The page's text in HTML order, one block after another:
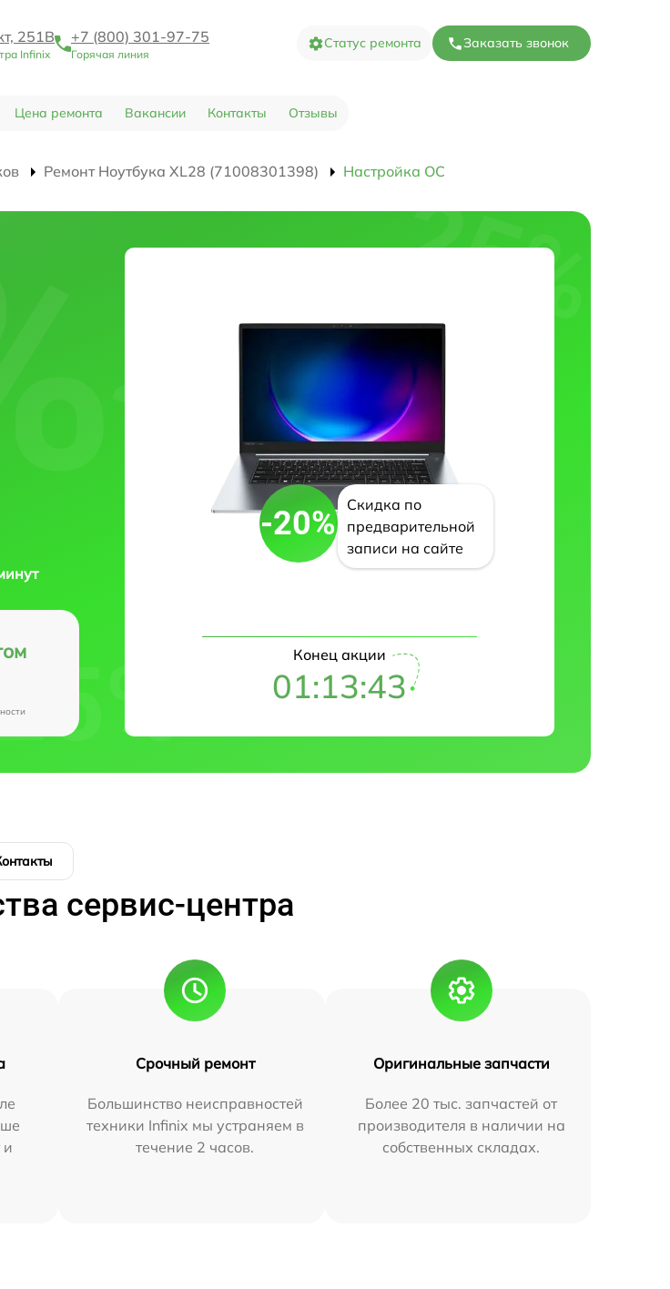
251В
Infinix
+7 (800) 301-97-75
Горячая линия
Статус ремонта Заказать звонок
Цена ремонта Вакансии Контакты Отзывы
Ремонт Ноутбука XL28 (71008301398) Настройка ОС
-20%
Скидка по
предварительной
записи на сайте
Конец акции
01:13:42
сервис-центра
и
Срочный ремонт
Большинство неисправностей
техники Infinix мы устраняем в
течение 2 часов.
Оригинальные запчасти
Более 20 тыс. запчастей от
производителя в наличии на
собственных складах.